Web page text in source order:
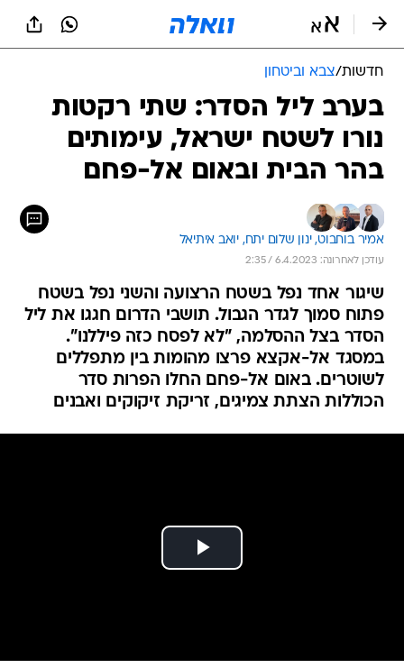
חדשות/צבא וביטחון
בערב ליל הסדר: שתי רקטות
נורו לשטח ישראל, עימותים
בהר הבית ובאום אל-פחם
אמיר בוחבוט, ינון שלום יתח, יואב איתיאל
עודכן לאחרונה: 6.4.2023 / 2:35
שיגור אחד נפל בשטח הרצועה והשני נפל בשטח
פתוח סמוך לגדר הגבול. תושבי הדרום חגגו את ליל
הסדר בצל ההסלמה, "לא לפסח כזה פיללנו".
במסגד אל-אקצא פרצו מהומות בין מתפללים
לשוטרים. באום אל-פחם החלו הפרות סדר
הכוללות הצתת צמיגים, זריקת זיקוקים ואבנים